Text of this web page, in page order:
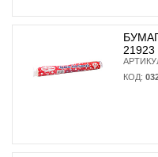
21923
КОД: